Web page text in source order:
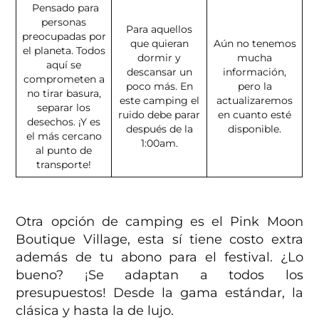
Pensado para
personas
preocupadas por
el planeta. Todos
aquí se
comprometen a
no tirar basura,
separar los
desechos. ¡Y es
el más cercano
al punto de
transporte!
Para aquellos
que quieran
dormir y
descansar un
poco más. En
este camping el
ruido debe parar
después de la
1:00am.
Aún no tenemos
mucha
información,
pero la
actualizaremos
en cuanto esté
disponible.
Otra opción de camping es el Pink Moon
Boutique Village, esta sí tiene costo extra
además de tu abono para el festival. ¿Lo
bueno? ¡Se adaptan a todos los
presupuestos! Desde la gama estándar, la
clásica y hasta la de lujo.